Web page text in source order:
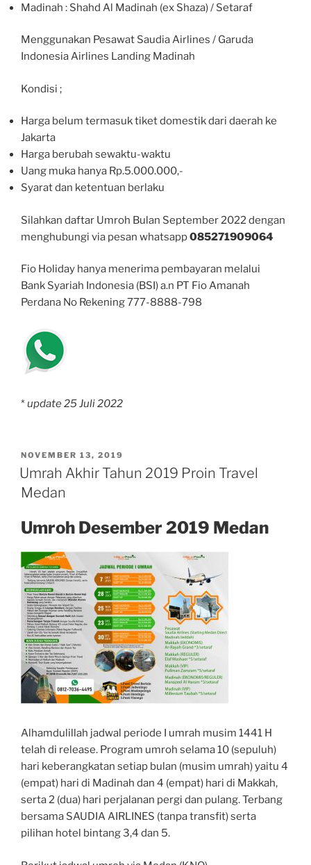
Madinah : Shahd Al Madinah (ex Shaza) / Setaraf
Menggunakan Pesawat Saudia Airlines / Garuda
Indonesia Airlines Landing Madinah
Kondisi ;
Harga belum termasuk tiket domestik dari daerah ke
Jakarta
Harga berubah sewaktu-waktu
Uang muka hanya Rp.5.000.000,-
Syarat dan ketentuan berlaku
Silahkan daftar Umroh Bulan September 2022 dengan
menghubungi via pesan whatsapp085271909064
Fio Holiday hanya menerima pembayaran melalui
Bank Syariah Indonesia (BSI) a.n PT Fio Amanah
Perdana No Rekening 777-8888-798
*update 25 Juli 2022
POSTED
ON
NOVEMBER 13, 2019
Umrah Akhir Tahun 2019 Proin Travel
Medan
Umroh Desember 2019 Medan
Alhamdulillah jadwal periode I umrah musim 1441 H
telah di release. Program umroh selama 10 (sepuluh)
hari keberangkatan setiap bulan (musim umrah) yaitu 4
(empat) hari di Madinah dan 4 (empat) hari di Makkah,
serta 2 (dua) hari perjalanan pergi dan pulang. Terbang
bersama SAUDIA AIRLINES (tanpa transfit) serta
pilihan hotel bintang 3,4 dan 5.